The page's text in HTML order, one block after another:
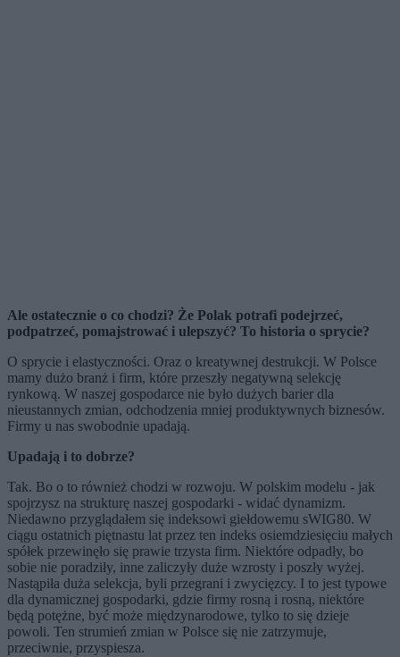
Ale ostatecznie o co chodzi? Że Polak potrafi podejrzeć,
podpatrzeć, pomajstrować i ulepszyć? To historia o sprycie?
O sprycie i elastyczności. Oraz o kreatywnej destrukcji. W Polsce
mamy dużo branż i firm, które przeszły negatywną selekcję
rynkową. W naszej gospodarce nie było dużych barier dla
nieustannych zmian, odchodzenia mniej produktywnych biznesów.
Firmy u nas swobodnie upadają.
Upadają i to dobrze?
Tak. Bo o to również chodzi w rozwoju. W polskim modelu - jak
spojrzysz na strukturę naszej gospodarki - widać dynamizm.
Niedawno przyglądałem się indeksowi giełdowemu sWIG80. W
ciągu ostatnich piętnastu lat przez ten indeks osiemdziesięciu małych
spółek przewinęło się prawie trzysta firm. Niektóre odpadły, bo
sobie nie poradziły, inne zaliczyły duże wzrosty i poszły wyżej.
Nastąpiła duża selekcja, byli przegrani i zwycięzcy. I to jest typowe
dla dynamicznej gospodarki, gdzie firmy rosną i rosną, niektóre
będą potężne, być może międzynarodowe, tylko to się dzieje
powoli. Ten strumień zmian w Polsce się nie zatrzymuje,
przeciwnie, przyspiesza.